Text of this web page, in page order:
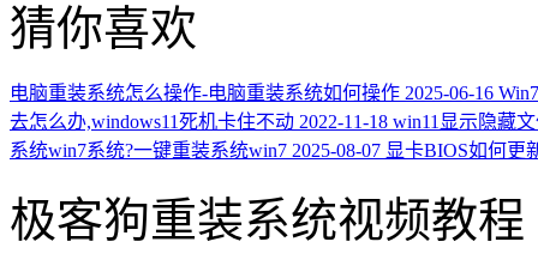
猜你喜欢
电脑重装系统怎么操作-电脑重装系统如何操作 2025-06-16
去怎么办,windows11死机卡住不动 2022-11-18 win11显示隐藏
系统win7系统?一键重装系统win7 2025-08-07 显卡BIOS如何更
极客狗重装系统视频教程